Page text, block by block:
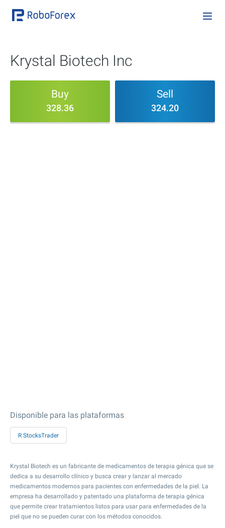
Krystal Biotech Inc
Buy
328.36
Sell
324.20
Disponible para las plataformas
R StocksTrader
Krystal Biotech es un fabricante de medicamentos de terapia génica que se
dedica a su desarrollo clínico y busca crear y lanzar al mercado
medicamentos modernos para pacientes con enfermedades de la piel. La
empresa ha desarrollado y patentado una plataforma de terapia génica
que permite crear tratamientos listos para usar para enfermedades de la
piel que no se pueden curar con los métodos conocidos.